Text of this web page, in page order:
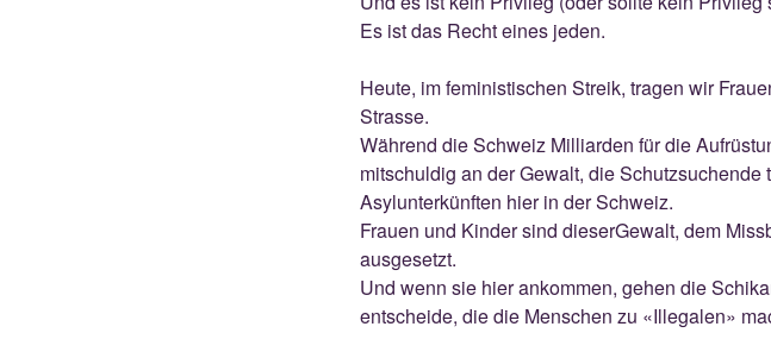
Es ist das Recht eines jeden.
Heute, im feministischen Streik, tragen wir
Strasse.
Während die Schweiz Milliarden für die
mitschuldig an der Gewalt, die
Asylunterkünften hier in der Schweiz.
Frauen und Kinder sind dieserGewalt, dem
ausgesetzt.
Und wenn sie hier ankommen, gehen die
entscheide, die die Menschen zu «Illegalen»